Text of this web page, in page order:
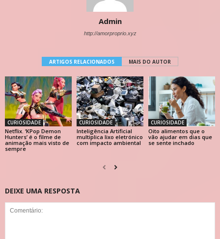
Admin
http://amorproprio.xyz
ARTIGOS RELACIONADOS MAIS DO AUTOR
CURIOSIDADE
Netflix. ‘KPop Demon
Hunters’ é o filme de
animação mais visto de
sempre
CURIOSIDADE
Inteligência Artificial
multiplica lixo eletrónico
com impacto ambiental
CURIOSIDADE
Oito alimentos que o
vão ajudar em dias que
se sente inchado
DEIXE UMA RESPOSTA